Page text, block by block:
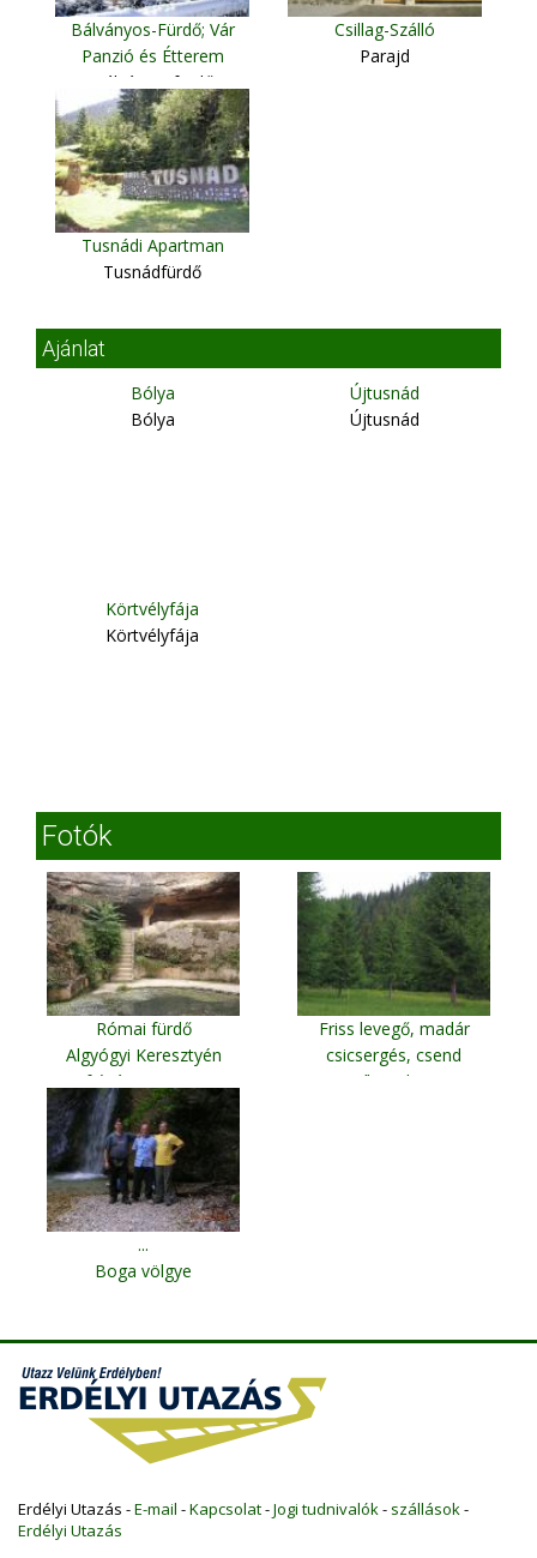
Bálványos-Fürdő; Vár
Panzió és Étterem
Bálványosfürdő
Csillag-Szálló
Parajd
Tusnádi Apartman
Tusnádfürdő
Ajánlat
Bólya
Bólya
Újtusnád
Újtusnád
Körtvélyfája
Körtvélyfája
Fotók
Római fürdő
Algyógyi Keresztyén
Ifjúsági Központ
Friss levegő, madár
csicsergés, csend
Csíkmadaras
...
Boga völgye
Erdélyi Utazás -E-mail -Kapcsolat-Jogi tudnivalók- szállások-
Erdélyi Utazás